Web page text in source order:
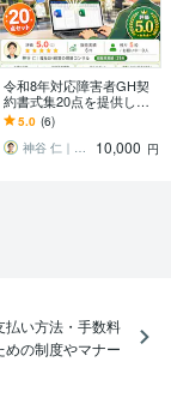
令和8年対応障害者GH契
約書式集20点を提供しま
す 開業直後から使える！
GH契約書類を一括提供
5.0 (6)
神谷 仁｜福祉GH経営の現場コンサル
10,000 円
払い方法・手数料
の制度やマナー